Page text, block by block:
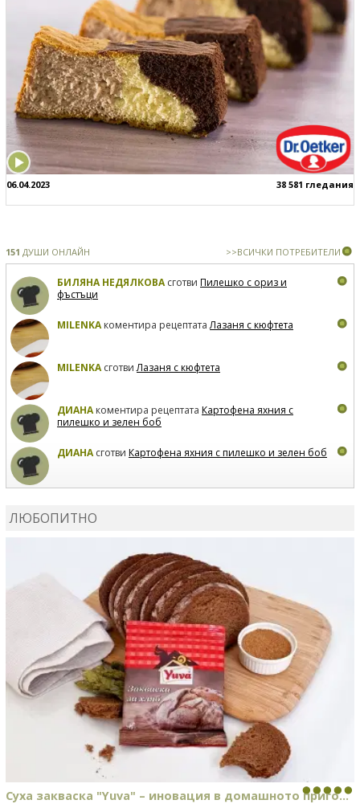
06.04.2023 38 581 гледания
151 ДУШИ ОНЛАЙН >>ВСИЧКИ ПОТРЕБИТЕЛИ
БИЛЯНА НЕДЯЛКОВАсготви Пилешко с ориз и
фъстъци
MILENKAкоментира рецептатаЛазаня с кюфтета
MILENKAсготвиЛазаня с кюфтета
ДИАНАкоментира рецептата Картофена яхния с
пилешко и зелен боб
ДИАНАсготви Картофена яхния с пилешко и зелен боб
ЛЮБОПИТНО
Суха закваска "Yuva" – иновация в домашното приго...